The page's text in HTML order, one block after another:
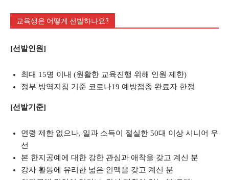
교육생은 어떻게 선발하나요?
[선발인원]
최대 15명 이내 (원활한 교육진행 위해 인원 제한)
정부 방역지침 기준 코로나19 예방접종 완료자 한정
[선발기준]
연령 제한 없으나, 일과 소득이 절실한 50대 이상 시니어 우
선
본 한지공예에 대한 강한 관심과 애착을 갖고 계신 분
강사 활동에 유리한 넓은 인맥을 갖고 계신 분